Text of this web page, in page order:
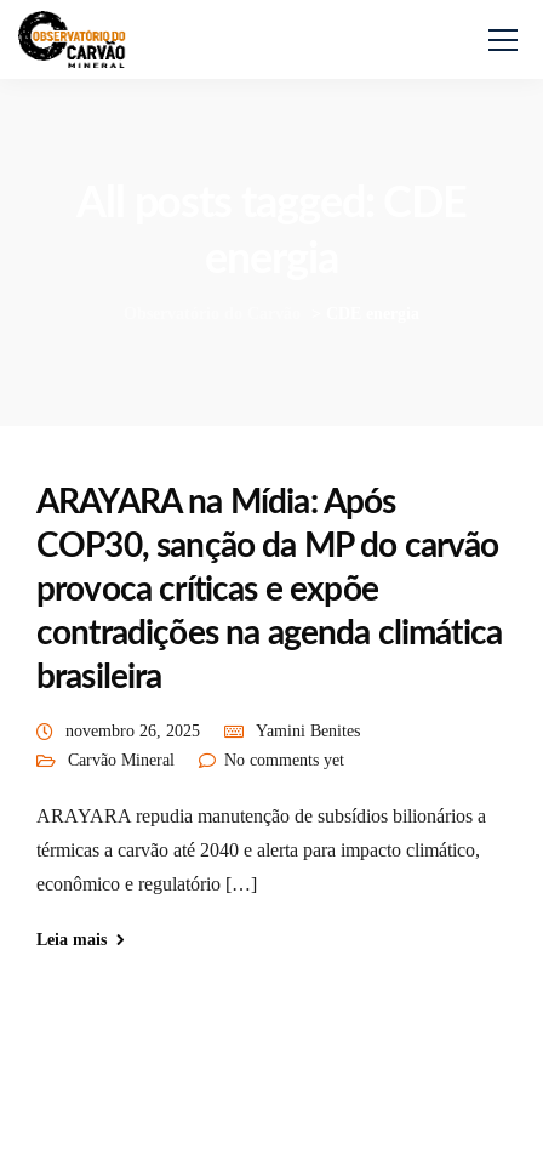
ARAYARA na Mídia: Após
COP30, sanção da MP do carvão
provoca críticas e expõe
contradições na agenda climática
brasileira
novembro 26, 2025
Yamini Benites
Carvão Mineral
No comments yet
ARAYARA repudia manutenção de subsídios bilionários a
térmicas a carvão até 2040 e alerta para impacto climático,
econômico e regulatório […]
Leia mais